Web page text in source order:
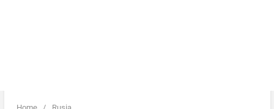
Home / Rusia